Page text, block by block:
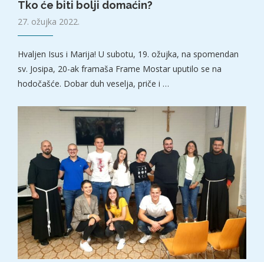
Tko će biti bolji domaćin?
27. ožujka 2022.
Hvaljen Isus i Marija! U subotu, 19. ožujka, na spomendan
sv. Josipa, 20-ak framaša Frame Mostar uputilo se na
hodočašće. Dobar duh veselja, priče i …